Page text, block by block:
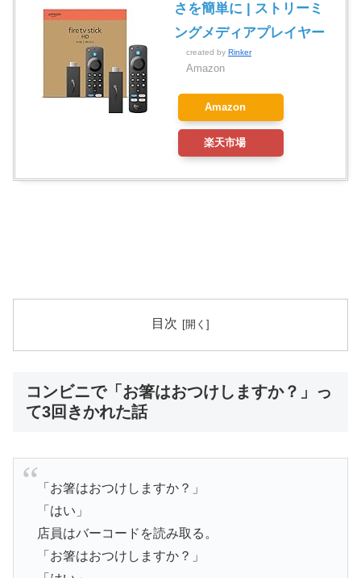
さを簡単に | ストリーミ
ングメディアプレイヤー
created by Rinker
Amazon
Amazon
楽天市場
目次
コンビニで「お箸はおつけしますか？」っ
て3回きかれた話
「お箸はおつけしますか？」
「はい」
店員はバーコードを読み取る。
「お箸はおつけしますか？」